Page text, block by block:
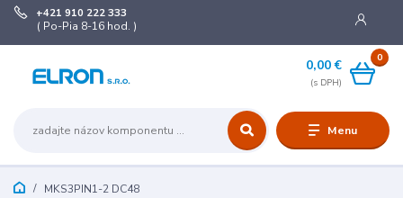
Menu
+421 910 222 333
( Po-Pia 8-16 hod. )
0
0,00 €
MKS3PIN1-2 DC48